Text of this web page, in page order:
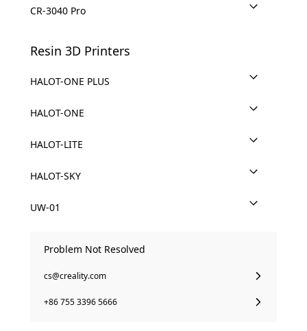
CR-3040 Pro
Resin 3D Printers
HALOT-ONE PLUS
HALOT-ONE
HALOT-LITE
HALOT-SKY
UW-01
Problem Not Resolved
cs@creality.com
+86 755 3396 5666